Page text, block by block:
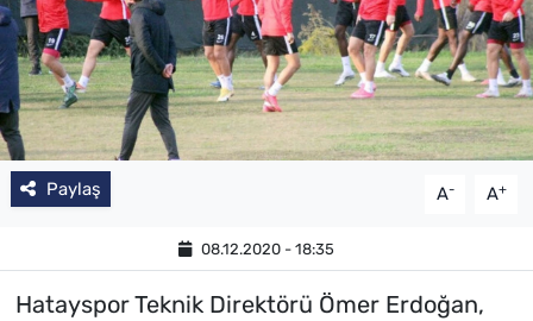
Paylaş A- A+
08.12.2020 - 18:35
Hatayspor Teknik Direktörü Ömer Erdoğan,